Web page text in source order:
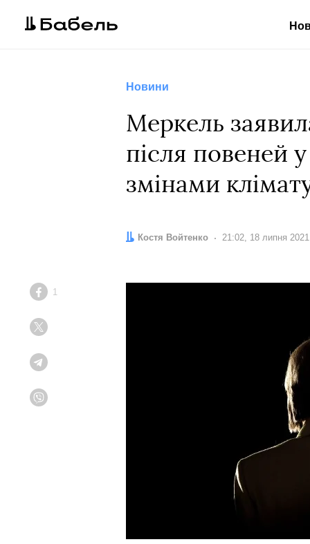
Новини
Меркель
після повеней
змінами
Автор:
Костя Войтенко Дата:
21:02, 18 липня 2021
Facebook
1